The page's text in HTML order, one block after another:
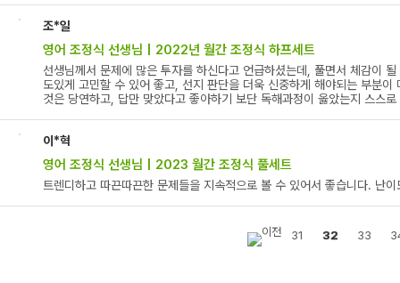
조*일
영어 조정식 선생님 | 2022년 월간 조정식 하프세트
선생님께서 문제에 많은 투자를 하신다고 언급하셨는데, 풀면서 체감이
도있게 고민할 수 있어 좋고, 선지 판단을 더욱 신중하게 해야되는 부분
것은 당연하고, 답만 맞았다고 좋아하기 보단 독해과정이 옳았는지 스스
이*혁
영어 조정식 선생님 | 2023 월간 조정식 풀세트
트렌디하고 따끈따끈한 문제들을 지속적으로 볼 수 있어서 좋습니다. 난
31 32 33